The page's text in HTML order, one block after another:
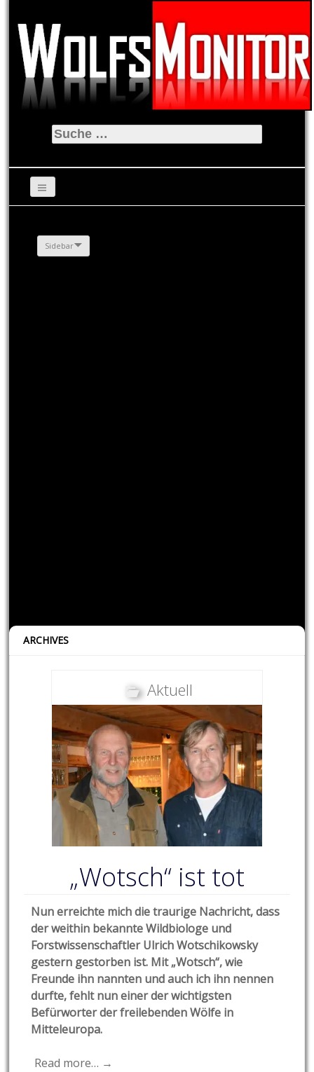
Suche
nach:
Sidebar
ARCHIVES
Aktuell
„Wotsch“ ist tot
Nun erreichte mich die traurige Nachricht, dass
der weithin bekannte Wildbiologe und
Forstwissenschaftler Ulrich Wotschikowsky
gestern gestorben ist. Mit „Wotsch“, wie
Freunde ihn nannten und auch ich ihn nennen
durfte, fehlt nun einer der wichtigsten
Befürworter der freilebenden Wölfe in
Mitteleuropa.
Read more… →